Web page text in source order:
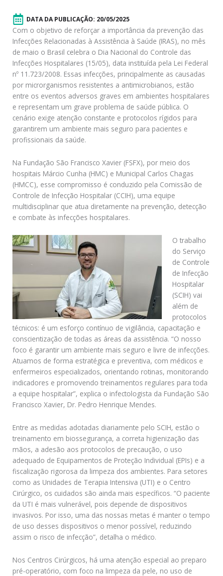
DATA DA PUBLICAÇÃO: 20/05/2025
Com o objetivo de reforçar a importância da prevenção das
Infecções Relacionadas à Assistência à Saúde (IRAS), no mês
de maio o Brasil celebra o Dia Nacional do Controle das
Infecções Hospitalares (15/05), data instituída pela Lei Federal
nº 11.723/2008. Essas infecções, principalmente as causadas
por microrganismos resistentes a antimicrobianos, estão
entre os eventos adversos graves em ambientes hospitalares
e representam um grave problema de saúde pública. O
cenário exige atenção constante e protocolos rígidos para
garantirem um ambiente mais seguro para pacientes e
profissionais da saúde.
Na Fundação São Francisco Xavier (FSFX), por meio dos
hospitais Márcio Cunha (HMC) e Municipal Carlos Chagas
(HMCC), esse compromisso é conduzido pela Comissão de
Controle de Infecção Hospitalar (CCIH), uma equipe
multidisciplinar que atua diretamente na prevenção, detecção
e combate às infecções hospitalares.
O trabalho
do Serviço
de Controle
de Infecção
Hospitalar
(SCIH) vai
além de
protocolos
técnicos: é um esforço contínuo de vigilância, capacitação e
conscientização de todas as áreas da assistência. “O nosso
foco é garantir um ambiente mais seguro e livre de infecções.
Atuamos de forma estratégica e preventiva, com médicos e
enfermeiros especializados, orientando rotinas, monitorando
indicadores e promovendo treinamentos regulares para toda
a equipe hospitalar”, explica o infectologista da Fundação São
Francisco Xavier, Dr. Pedro Henrique Mendes.
Entre as medidas adotadas diariamente pelo SCIH, estão o
treinamento em biossegurança, a correta higienização das
mãos, a adesão aos protocolos de precaução, o uso
adequado de Equipamentos de Proteção Individual (EPIs) e a
fiscalização rigorosa da limpeza dos ambientes. Para setores
como as Unidades de Terapia Intensiva (UTI) e o Centro
Cirúrgico, os cuidados são ainda mais específicos. “O paciente
da UTI é mais vulnerável, pois depende de dispositivos
invasivos. Por isso, uma das nossas metas é manter o tempo
de uso desses dispositivos o menor possível, reduzindo
assim o risco de infecção”, detalha o médico.
Nos Centros Cirúrgicos, há uma atenção especial ao preparo
pré-operatório, com foco na limpeza da pele, no uso de